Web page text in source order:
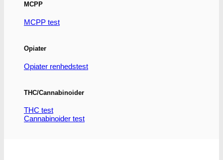
MCPP
MCPP test
Opiater
Opiater renhedstest
THC/Cannabinoider
THC test
Cannabinoider test